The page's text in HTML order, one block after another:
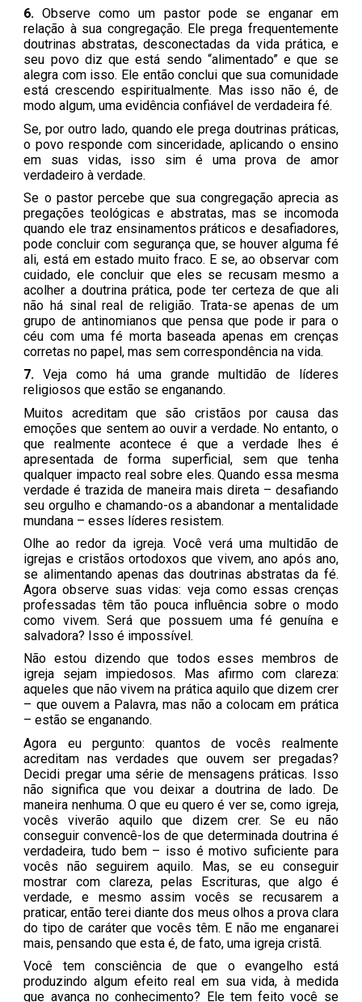
6. Observe como um pastor pode se enganar em
relação à sua congregação. Ele prega frequentemente
doutrinas abstratas, desconectadas da vida prática, e
seu povo diz que está sendo “alimentado” e que se
alegra com isso. Ele então conclui que sua comunidade
está crescendo espiritualmente. Mas isso não é, de
modo algum, uma evidência confiável de verdadeira fé.
Se, por outro lado, quando ele prega doutrinas práticas,
o povo responde com sinceridade, aplicando o ensino
em suas vidas, isso sim é uma prova de amor
verdadeiro à verdade.
Se o pastor percebe que sua congregação aprecia as
pregações teológicas e abstratas, mas se incomoda
quando ele traz ensinamentos práticos e desafiadores,
pode concluir com segurança que, se houver alguma fé
ali, está em estado muito fraco. E se, ao observar com
cuidado, ele concluir que eles se recusam mesmo a
acolher a doutrina prática, pode ter certeza de que ali
não há sinal real de religião. Trata-se apenas de um
grupo de antinomianos que pensa que pode ir para o
céu com uma fé morta baseada apenas em crenças
corretas no papel, mas sem correspondência na vida.
7. Veja como há uma grande multidão de líderes
religiosos que estão se enganando.
Muitos acreditam que são cristãos por causa das
emoções que sentem ao ouvir a verdade. No entanto, o
que realmente acontece é que a verdade lhes é
apresentada de forma superficial, sem que tenha
qualquer impacto real sobre eles. Quando essa mesma
verdade é trazida de maneira mais direta – desafiando
seu orgulho e chamando-os a abandonar a mentalidade
mundana – esses líderes resistem.
Olhe ao redor da igreja. Você verá uma multidão de
igrejas e cristãos ortodoxos que vivem, ano após ano,
se alimentando apenas das doutrinas abstratas da fé.
Agora observe suas vidas: veja como essas crenças
professadas têm tão pouca influência sobre o modo
como vivem. Será que possuem uma fé genuína e
salvadora? Isso é impossível.
Não estou dizendo que todos esses membros de
igreja sejam impiedosos. Mas afirmo com clareza:
aqueles que não vivem na prática aquilo que dizem crer
– que ouvem a Palavra, mas não a colocam em prática
– estão se enganando.
Agora eu pergunto: quantos de vocês realmente
acreditam nas verdades que ouvem ser pregadas?
Decidi pregar uma série de mensagens práticas. Isso
não significa que vou deixar a doutrina de lado. De
maneira nenhuma. O que eu quero é ver se, como igreja,
vocês viverão aquilo que dizem crer. Se eu não
conseguir convencê-los de que determinada doutrina é
verdadeira, tudo bem – isso é motivo suficiente para
vocês não seguirem aquilo. Mas, se eu conseguir
mostrar com clareza, pelas Escrituras, que algo é
verdade, e mesmo assim vocês se recusarem a
praticar, então terei diante dos meus olhos a prova clara
do tipo de caráter que vocês têm. E não me enganarei
mais, pensando que esta é, de fato, uma igreja cristã.
Você tem consciência de que o evangelho está
produzindo algum efeito real em sua vida, à medida
que avança no conhecimento? Ele tem feito você se